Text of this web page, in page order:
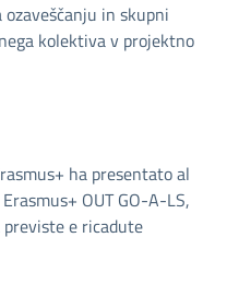
in skupni
kolektiva v projektno
ha presentato al
OUT GO-A-LS,
e ricadute